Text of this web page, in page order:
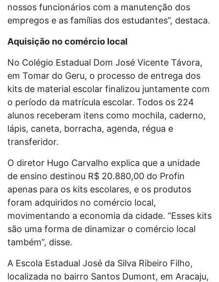
nossos funcionários com a manutenção dos
empregos e as famílias dos estudantes”, destaca.
Aquisição no comércio local
No Colégio Estadual Dom José Vicente Távora,
em Tomar do Geru, o processo de entrega dos
kits de material escolar finalizou juntamente com
o período da matrícula escolar. Todos os 224
alunos receberam itens como mochila, caderno,
lápis, caneta, borracha, agenda, régua e
transferidor.
O diretor Hugo Carvalho explica que a unidade
de ensino destinou R$ 20.880,00 do Profin
apenas para os kits escolares, e os produtos
foram adquiridos no comércio local,
movimentando a economia da cidade. “Esses kits
são uma forma de dinamizar o comércio local
também”, disse.
A Escola Estadual José da Silva Ribeiro Filho,
localizada no bairro Santos Dumont, em Aracaju,